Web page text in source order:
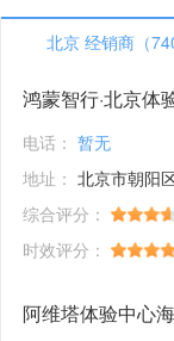
北京 经销商（
鸿蒙智行·北京体
电话： 暂无
地址： 北京市朝阳
综合评分：
时效评分：
阿维塔体验中心